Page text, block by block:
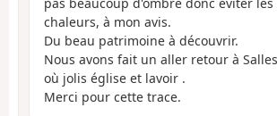
pas beaucoup d'ombre donc éviter les
chaleurs, à mon avis.
Du beau patrimoine à découvrir.
Nous avons fait un aller retour à
où jolis église et lavoir .
Merci pour cette trace.